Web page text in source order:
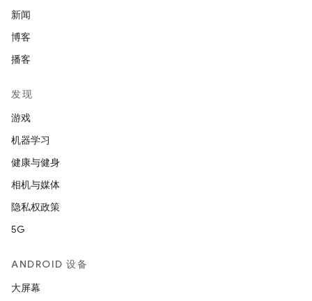
新闻
博客
播客
发现
游戏
机器学习
健康与健身
相机与媒体
隐私权政策
5G
ANDROID 设备
大屏幕